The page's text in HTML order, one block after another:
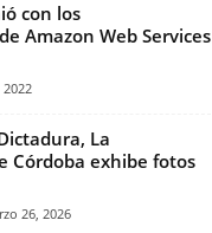
con los
Amazon Web Services
La
Córdoba exhibe fotos
26, 2026